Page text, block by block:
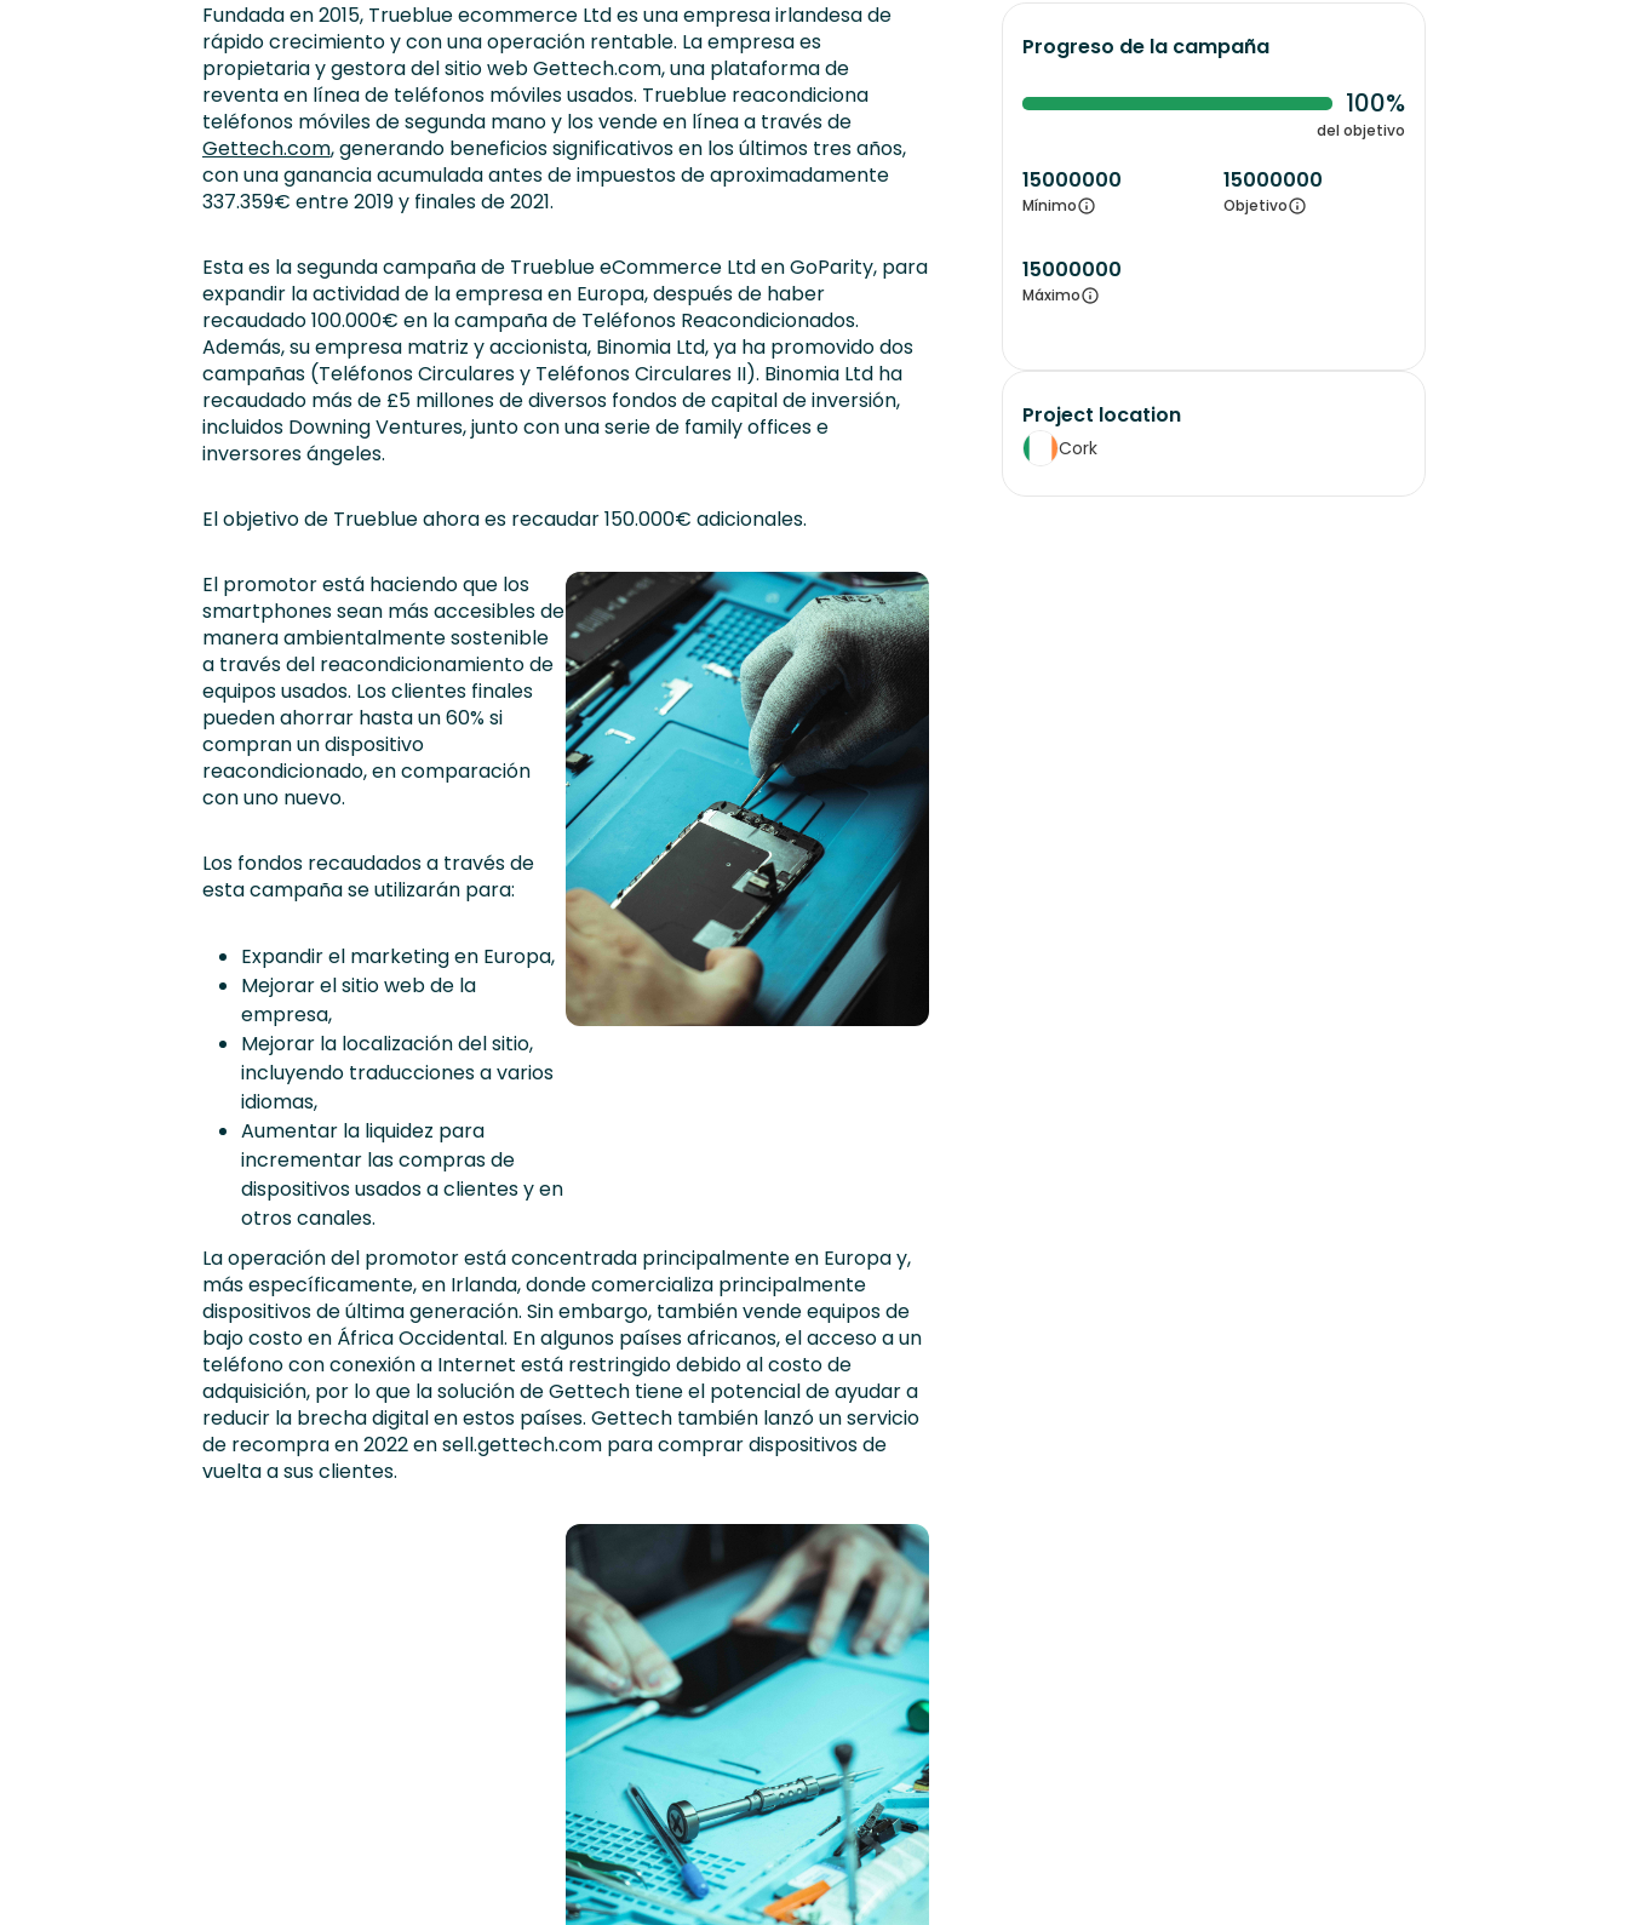
Fundada en 2015, Trueblue ecommerce Ltd es una empresa irlandesa de
rápido crecimiento y con una operación rentable. La empresa es
propietaria y gestora del sitio web Gettech.com, una plataforma de
reventa en línea de teléfonos móviles usados. Trueblue reacondiciona
teléfonos móviles de segunda mano y los vende en línea a través de
Gettech.com, generando beneficios significativos en los últimos tres años,
con una ganancia acumulada antes de impuestos de aproximadamente
337.359€ entre 2019 y finales de 2021.
Esta es la segunda campaña de Trueblue eCommerce Ltd en GoParity, para
expandir la actividad de la empresa en Europa, después de haber
recaudado 100.000€ en la campaña de Teléfonos Reacondicionados.
Además, su empresa matriz y accionista, Binomia Ltd, ya ha promovido dos
campañas (Teléfonos Circulares y Teléfonos Circulares II). Binomia Ltd ha
recaudado más de £5 millones de diversos fondos de capital de inversión,
incluidos Downing Ventures, junto con una serie de family offices e
inversores ángeles.
El objetivo de Trueblue ahora es recaudar 150.000€ adicionales.
El promotor está haciendo que los
smartphones sean más accesibles de
manera ambientalmente sostenible
a través del reacondicionamiento de
equipos usados. Los clientes finales
pueden ahorrar hasta un 60% si
compran un dispositivo
reacondicionado, en comparación
con uno nuevo.
Los fondos recaudados a través de
esta campaña se utilizarán para:
Expandir el marketing en Europa,
Mejorar el sitio web de la
empresa,
Mejorar la localización del sitio,
incluyendo traducciones a varios
idiomas,
Aumentar la liquidez para
incrementar las compras de
dispositivos usados a clientes y en
otros canales.
La operación del promotor está concentrada principalmente en Europa y,
más específicamente, en Irlanda, donde comercializa principalmente
dispositivos de última generación. Sin embargo, también vende equipos de
bajo costo en África Occidental. En algunos países africanos, el acceso a un
teléfono con conexión a Internet está restringido debido al costo de
adquisición, por lo que la solución de Gettech tiene el potencial de ayudar a
reducir la brecha digital en estos países. Gettech también lanzó un servicio
de recompra en 2022 en sell.gettech.com para comprar dispositivos de
vuelta a sus clientes.
Progreso de la campaña
100%
del objetivo
15000000
Mínimo
15000000
Objetivo
15000000
Máximo
Project location
Cork